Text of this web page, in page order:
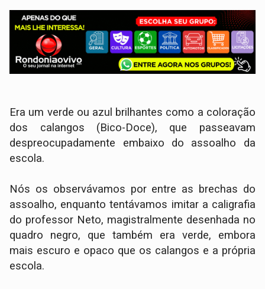
Era um verde ou azul brilhantes como a coloração
dos calangos (Bico-Doce), que passeavam
despreocupadamente embaixo do assoalho da
escola.
Nós os observávamos por entre as brechas do
assoalho, enquanto tentávamos imitar a caligrafia
do professor Neto, magistralmente desenhada no
quadro negro, que também era verde, embora
mais escuro e opaco que os calangos e a própria
escola.